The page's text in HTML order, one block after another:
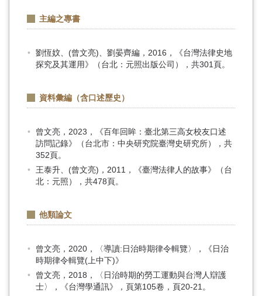
主編之專書
劉恆妏、(曾文亮)、劉晏齊編，2016，《台灣法律史地
探究及其運用》（台北：元照出版公司），共301頁。
資料彙編（含口述歷史）
曾文亮，2023，《百年回眸：臺北第三高女校友口述
訪問記錄》（台北市：中央研究院臺灣史研究所），共
352頁。
王泰升、(曾文亮)，2011，《臺灣法律人的故事》（台
北：元照），共478頁。
他類論文
曾文亮，2020，〈導讀:日治時期律令輯覽〉，《日治
時期律令輯覽(上中下)》
曾文亮，2018，〈日治時期的勞工運動與台灣人辯護
士〉，《台灣學通訊》，頁第105卷，頁20-21。